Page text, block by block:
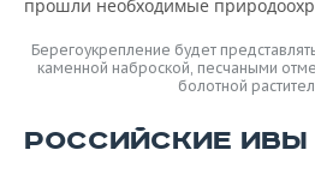
прошли необходимые
Берегоукрепление будет
каменной наброской, песчаными
болотной
РОССИЙСКИЕ